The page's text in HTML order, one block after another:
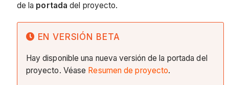
de la portada del proyecto.
EN VERSIÓN BETA
Hay disponible una nueva versión de la portada del
proyecto. Véase Resumen de proyecto.